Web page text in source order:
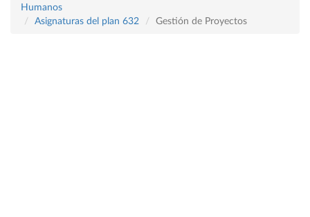
Humanos
Asignaturas del plan 632
Gestión de Proyectos